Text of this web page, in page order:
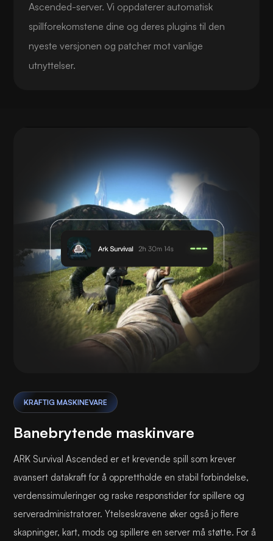
Ascended-server. Vi oppdaterer automatisk
spillforekomstene dine og deres plugins til den
nyeste versjonen og patcher mot vanlige
utnyttelser.
KRAFTIG MASKINEVARE
Banebrytende maskinvare
ARK Survival Ascended er et krevende spill som krever
avansert datakraft for å opprettholde en stabil forbindelse,
verdenssimuleringer og raske responstider for spillere og
serveradministratorer. Ytelseskravene øker også jo flere
skapninger, kart, mods og spillere en server må støtte. For å